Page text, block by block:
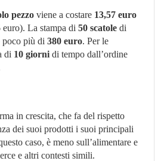
pezzo viene a costare 13,57 euro
euro). La stampa di50 scatole di
poco più di380 euro. Per le
di 10 giorni di tempo dall’ordine
in crescita, che fa del rispetto
dei suoi prodotti i suoi principali
caso, è meno sull’alimentare e
e altri contesti simili.